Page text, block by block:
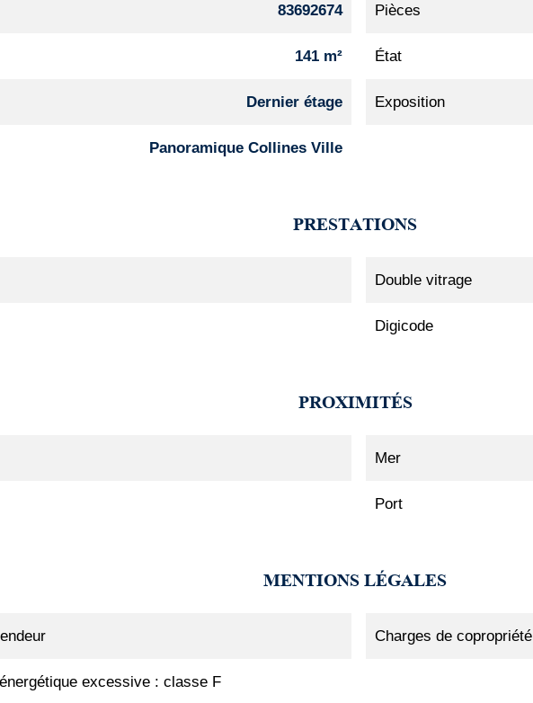
83692674 Pièces
141 m² État
Dernier étage Exposition
Panoramique Collines Ville
PRESTATIONS
Double vitrage
Digicode
PROXIMITÉS
Mer
Port
MENTIONS LÉGALES
Charges de copropriété
excessive : classe F